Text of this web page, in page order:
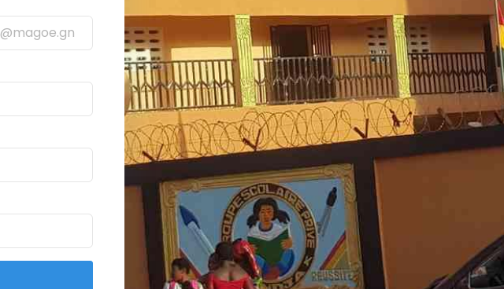
@magoe.gn